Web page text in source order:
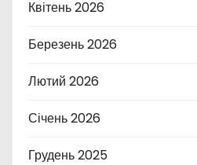
Квітень 2026
Березень 2026
Лютий 2026
Січень 2026
Грудень 2025